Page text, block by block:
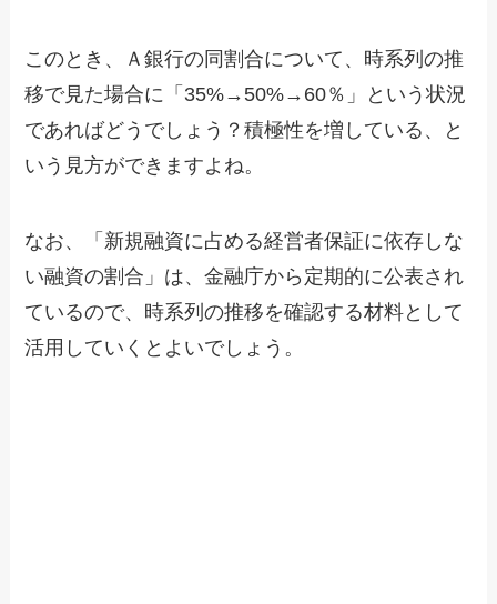
このとき、Ａ銀行の同割合について、時系列の推
移で見た場合に「35%→50%→60％」という状況
であればどうでしょう？積極性を増している、と
いう見方ができますよね。
なお、「新規融資に占める経営者保証に依存しな
い融資の割合」は、金融庁から定期的に公表され
ているので、時系列の推移を確認する材料として
活用していくとよいでしょう。